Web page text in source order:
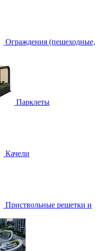
Ограждения (пешеходные,
Парклеты
Качели
Приствольные решетки и